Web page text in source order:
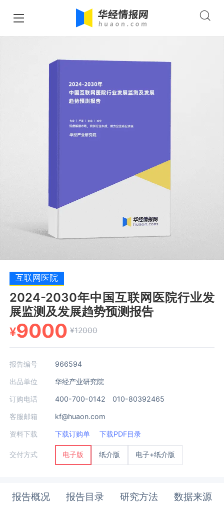
互联网医院
2024-2030年中国互联网医院行业发
展监测及发展趋势预测报告
¥9000 ¥12000
报告编号 966594
出品单位 华经产业研究院
订购电话 400-700-0142 010-80392465
客服邮箱 kf@huaon.com
资料下载 下载订购单 下载PDF目录
交付方式 电子版 纸介版 电子+纸介版
报告概况 报告目录 研究方法 数据来源